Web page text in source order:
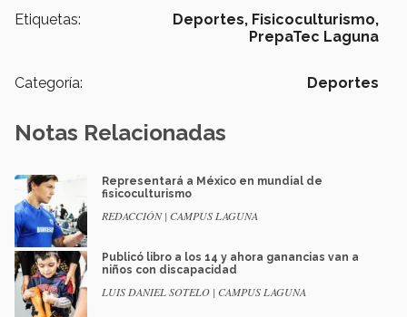
Etiquetas: Deportes, Fisicoculturismo,
PrepaTec Laguna
Categoría: Deportes
Notas Relacionadas
Representará a México en mundial de
fisicoculturismo
REDACCIÓN | CAMPUS LAGUNA
Publicó libro a los 14 y ahora ganancias van a
niños con discapacidad
LUIS DANIEL SOTELO | CAMPUS LAGUNA